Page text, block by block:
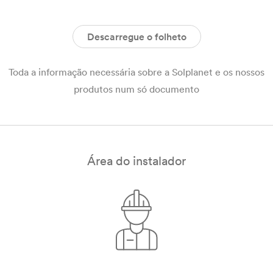
Descarregue o folheto
Toda a informação necessária sobre a Solplanet e os nossos
produtos num só documento
Área do instalador